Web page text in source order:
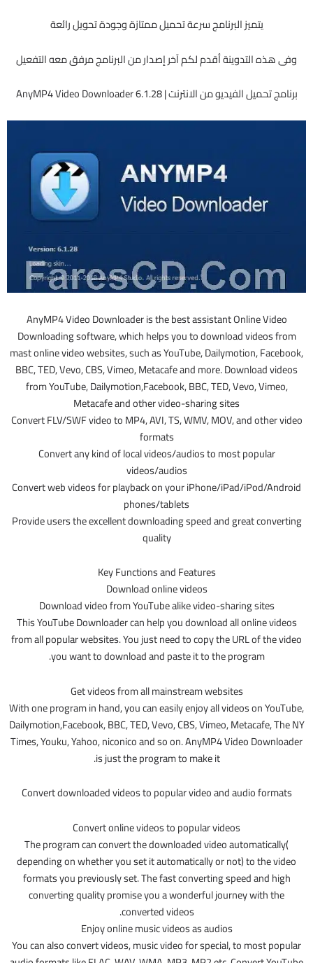
يتميز البرنامج سرعة تحميل ممتازة وجودة تحويل رائعة
وفى هذه التدوينة أقدم لكم آخر إصدار من البرنامج مرفق معه التفعيل
برنامج تحميل الفيديو من الانترنت | AnyMP4 Video Downloader 6.1.28
AnyMP4 Video Downloader is the best assistant Online Video
Downloading software, which helps you to download videos from
mast online video websites, such as YouTube, Dailymotion, Facebook,
BBC, TED, Vevo, CBS, Vimeo, Metacafe and more. Download videos
from YouTube, Dailymotion,Facebook, BBC, TED, Vevo, Vimeo,
Metacafe and other video-sharing sites
Convert FLV/SWF video to MP4, AVI, TS, WMV, MOV, and other video
formats
Convert any kind of local videos/audios to most popular
videos/audios
Convert web videos for playback on your iPhone/iPad/iPod/Android
phones/tablets
Provide users the excellent downloading speed and great converting
quality
Key Functions and Features
Download online videos
Download video from YouTube alike video-sharing sites
This YouTube Downloader can help you download all online videos
from all popular websites. You just need to copy the URL of the video
you want to download and paste it to the program.
Get videos from all mainstream websites
With one program in hand, you can easily enjoy all videos on YouTube,
Dailymotion,Facebook, BBC, TED, Vevo, CBS, Vimeo, Metacafe, The NY
Times, Youku, Yahoo, niconico and so on. AnyMP4 Video Downloader
is just the program to make it.
Convert downloaded videos to popular video and audio formats
Convert online videos to popular videos
The program can convert the downloaded video automatically(
depending on whether you set it automatically or not) to the video
formats you previously set. The fast converting speed and high
converting quality promise you a wonderful journey with the
converted videos.
Enjoy online music videos as audios
You can also convert videos, music video for special, to most popular